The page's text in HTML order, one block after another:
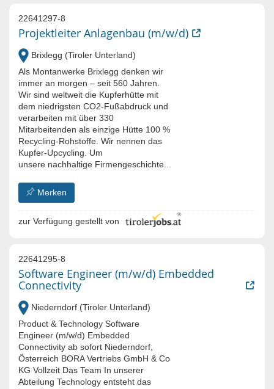
22641297-8
Projektleiter Anlagenbau (m/w/d)
Brixlegg (Tiroler Unterland)
Als Montanwerke Brixlegg denken wir
immer an morgen – seit 560 Jahren.
Wir sind weltweit die Kupferhütte mit
dem niedrigsten CO2-Fußabdruck und
verarbeiten mit über 330
Mitarbeitenden als einzige Hütte 100 %
Recycling-Rohstoffe. Wir nennen das
Kupfer-Upcycling. Um
unsere nachhaltige Firmengeschichte...
Merken
zur Verfügung gestellt von
22641295-8
Software Engineer (m/w/d) Embedded
Connectivity
Niederndorf (Tiroler Unterland)
Product & Technology Software
Engineer (m/w/d) Embedded
Connectivity ab sofort Niederndorf,
Österreich BORA Vertriebs GmbH & Co
KG Vollzeit Das Team In unserer
Abteilung Technology entsteht das